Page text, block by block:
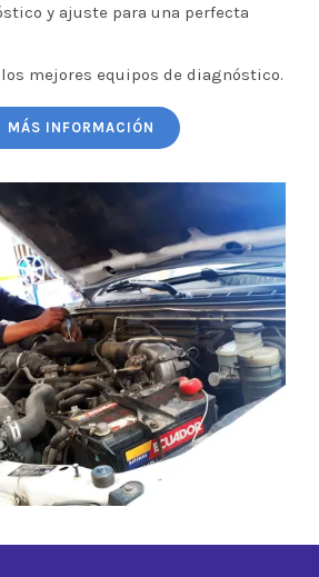
y ajuste para una perfecta
mejores equipos de diagnóstico.
MÁS INFORMACIÓN